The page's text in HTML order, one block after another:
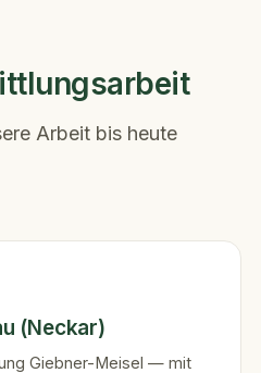
Arbeit bis heute
(Neckar)
Giebner-Meisel — mit